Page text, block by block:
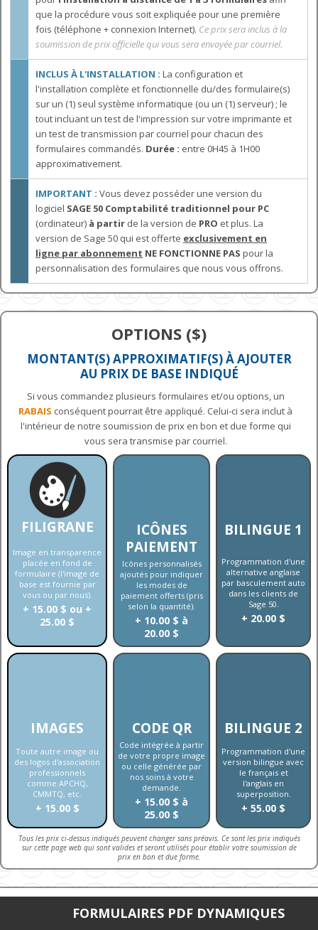
que la procédure vous soit expliquée pour une première
fois (téléphone + connexion Internet). Ce prix sera inclus à la
soumission de prix officielle qui vous sera envoyée par courriel.
INCLUS À L'INSTALLATION : La configuration et
l'installation complète et fonctionnelle du/des formulaire(s)
sur un (1) seul système informatique (ou un (1) serveur) ; le
tout incluant un test de l'impression sur votre imprimante et
un test de transmission par courriel pour chacun des
formulaires commandés. Durée : entre 0H45 à 1H00
approximativement.
IMPORTANT : Vous devez posséder une version du
logiciel SAGE 50 Comptabilité traditionnel pour PC
(ordinateur) à partir de la version de PRO et plus. La
version de Sage 50 qui est offerte exclusivement en
ligne par abonnement NE FONCTIONNE PAS pour la
personnalisation des formulaires que nous vous offrons.
OPTIONS ($)
MONTANT(S) APPROXIMATIF(S) À AJOUTER
AU PRIX DE BASE INDIQUÉ
Si vous commandez plusieurs formulaires et/ou options, un
RABAIS conséquent pourrait être appliqué. Celui-ci sera inclut à
l'intérieur de notre soumission de prix en bon et due forme qui
vous sera transmise par courriel.
FILIGRANE
Image en transparence
placée en fond de
formulaire (l'image de
base est fournie par
vous ou par nous).
+ 15.00 $ ou +
25.00 $
ICÔNES
PAIEMENT
Icônes personnalisés
ajoutés pour indiquer
les modes de
paiement offerts (pris
selon la quantité).
+ 10.00 $ à
20.00 $
BILINGUE 1
Programmation d'une
alternative anglaise
par basculement auto
dans les clients de
Sage 50.
+ 20.00 $
IMAGES
Toute autre image ou
des logos d'association
professionnels
comme APCHQ,
CMMTQ, etc.
+ 15.00 $
CODE QR
Code intégrée à partir
de votre propre image
ou celle générée par
nos soins à votre
demande.
+ 15.00 $ à
25.00 $
BILINGUE 2
Programmation d'une
version bilingue avec
le français et
l'anglais en
superposition.
+ 55.00 $
Tous les prix ci-dessus indiqués peuvent changer sans préavis. Ce sont les prix indiqués
sur cette page web qui sont valides et seront utilisés pour établir votre soumission de
prix en bon et due forme.
FORMULAIRES PDF DYNAMIQUES